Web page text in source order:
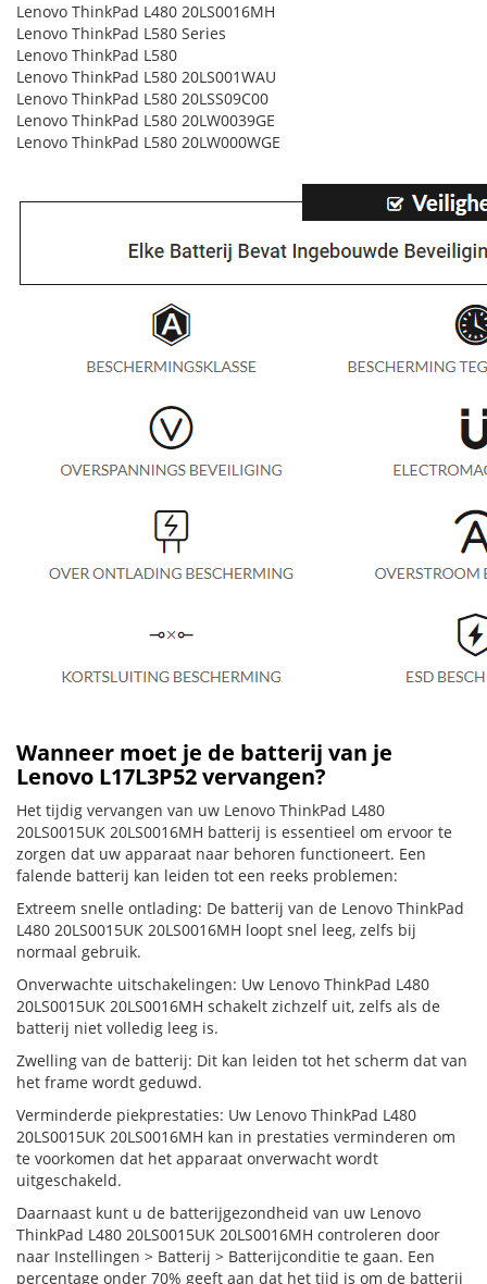
Lenovo ThinkPad L480 20LS0016MH
Lenovo ThinkPad L580 Series
Lenovo ThinkPad L580
Lenovo ThinkPad L580 20LS001WAU
Lenovo ThinkPad L580 20LSS09C00
Lenovo ThinkPad L580 20LW0039GE
Lenovo ThinkPad L580 20LW000WGE
Wanneer moet je de batterij van je
Lenovo L17L3P52 vervangen?
Het tijdig vervangen van uw Lenovo ThinkPad L480
20LS0015UK 20LS0016MH batterij is essentieel om ervoor te
zorgen dat uw apparaat naar behoren functioneert. Een
falende batterij kan leiden tot een reeks problemen:
Extreem snelle ontlading: De batterij van de Lenovo ThinkPad
L480 20LS0015UK 20LS0016MH loopt snel leeg, zelfs bij
normaal gebruik.
Onverwachte uitschakelingen: Uw Lenovo ThinkPad L480
20LS0015UK 20LS0016MH schakelt zichzelf uit, zelfs als de
batterij niet volledig leeg is.
Zwelling van de batterij: Dit kan leiden tot het scherm dat van
het frame wordt geduwd.
Verminderde piekprestaties: Uw Lenovo ThinkPad L480
20LS0015UK 20LS0016MH kan in prestaties verminderen om
te voorkomen dat het apparaat onverwacht wordt
uitgeschakeld.
Daarnaast kunt u de batterijgezondheid van uw Lenovo
ThinkPad L480 20LS0015UK 20LS0016MH controleren door
naar Instellingen > Batterij > Batterijconditie te gaan. Een
percentage onder 70% geeft aan dat het tijd is om de batterij